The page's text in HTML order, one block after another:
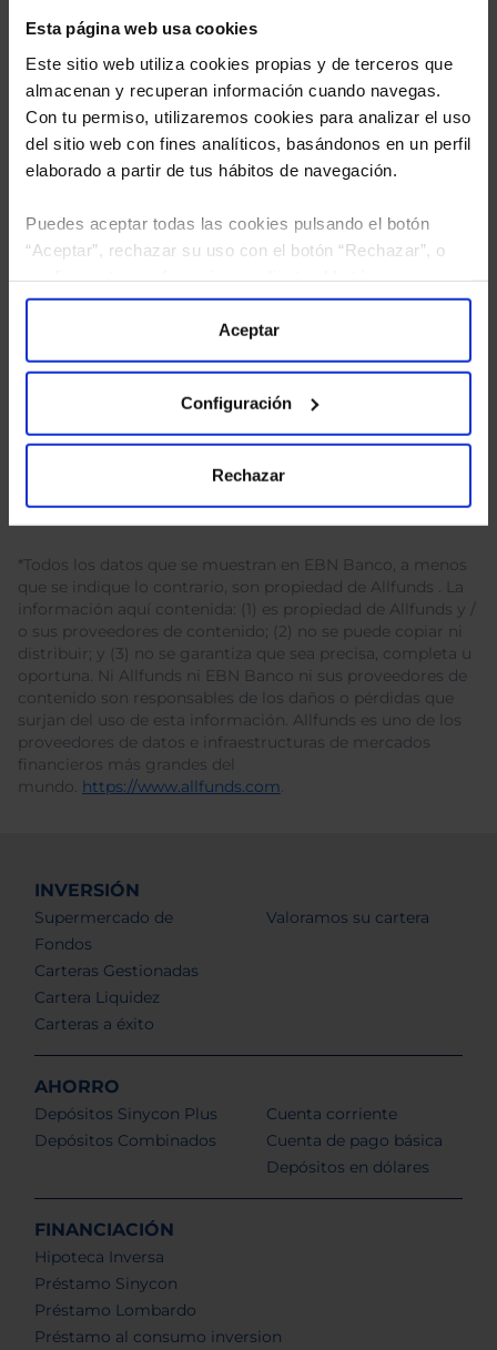
Esta página web usa cookies
Este sitio web utiliza cookies propias y de terceros que
almacenan y recuperan información cuando navegas.
Con tu permiso, utilizaremos cookies para analizar el uso
del sitio web con fines analíticos, basándonos en un perfil
elaborado a partir de tus hábitos de navegación.
Puedes aceptar todas las cookies pulsando el botón
“Aceptar”, rechazar su uso con el botón “Rechazar”, o
“Configuración”. Consulta nuestraPolítica
para más información.
Aceptar
Configuración
Rechazar
He leídola política de privacidady consiento el
tratamiento de mis datos personales.
*Todos los datos que se muestran en EBN Banco, a menos
que se indique lo contrario, son propiedad de Allfunds . La
información aquí contenida: (1) es propiedad de Allfunds y /
o sus proveedores de contenido; (2) no se puede copiar ni
distribuir; y (3) no se garantiza que sea precisa, completa u
oportuna. Ni Allfunds ni EBN Banco ni sus proveedores de
contenido son responsables de los daños o pérdidas que
surjan del uso de esta información. Allfunds es uno de los
proveedores de datos e infraestructuras de mercados
financieros más grandes del
mundo. https://www.allfunds.com.
INVERSIÓN
Supermercado de
Fondos
Carteras Gestionadas
Cartera Liquidez
Carteras a éxito
Valoramos su cartera
AHORRO
Depósitos Sinycon Plus
Depósitos Combinados
Cuenta corriente
Cuenta de pago básica
Depósitos en dólares
FINANCIACIÓN
Hipoteca Inversa
Préstamo Sinycon
Préstamo Lombardo
Préstamo al consumo inversion